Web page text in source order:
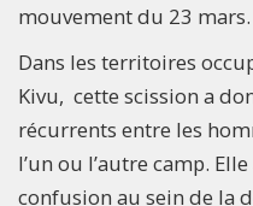
mouvement du 23 mars.
Dans les territoires
Kivu, cette scission a
récurrents entre les
l’un ou l’autre camp.
confusion au sein de la